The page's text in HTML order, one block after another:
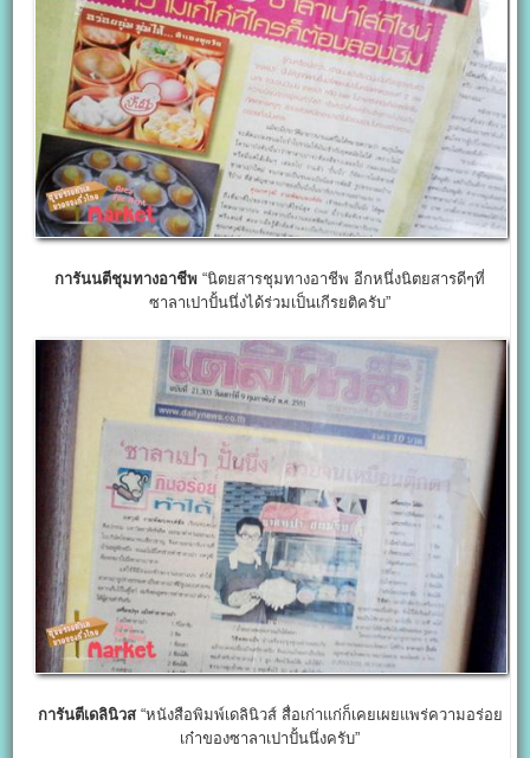
การันนตีชุมทางอาชีพ “นิตยสารชุมทางอาชีพ อีกหนึ่งนิตยสารดีๆที่
ซาลาเปาปั้นนึ่งได้ร่วมเป็นเกีรยติครับ”
การันตีเดลินิวส“หนังสือพิมพ์เดลินิวส์ สื่อเก่าแก่ก็เคยเผยแพร่ความอร่อย
เก๋าของซาลาเปาปั้นนึ่งครับ”